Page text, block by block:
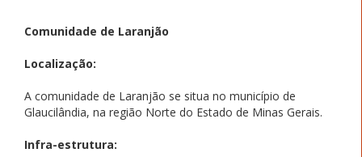
Comunidade de Laranjão
Localização:
A comunidade de Laranjão se situa no município de
Glaucilândia, na região Norte do Estado de Minas Gerais.
Infra-estrutura: